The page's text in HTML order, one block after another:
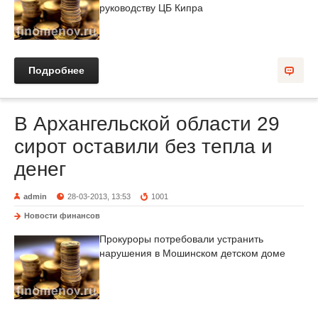
руководству ЦБ Кипра
Подробнее
В Архангельской области 29
сирот оставили без тепла и
денег
admin 28-03-2013, 13:53 1001
Новости финансов
Прокуроры потребовали устранить
нарушения в Мошинском детском доме